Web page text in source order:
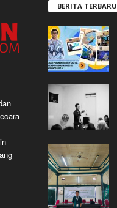
BERITA TERBARU